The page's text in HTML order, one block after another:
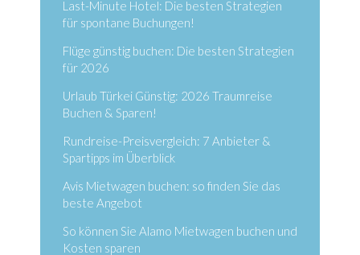
Last-Minute Hotel: Die besten Strategien
für spontane Buchungen!
Flüge günstig buchen: Die besten Strategien
für 2026
Urlaub Türkei Günstig: 2026 Traumreise
Buchen & Sparen!
Rundreise-Preisvergleich: 7 Anbieter &
Spartipps im Überblick
Avis Mietwagen buchen: so finden Sie das
beste Angebot
So können Sie Alamo Mietwagen buchen und
Kosten sparen